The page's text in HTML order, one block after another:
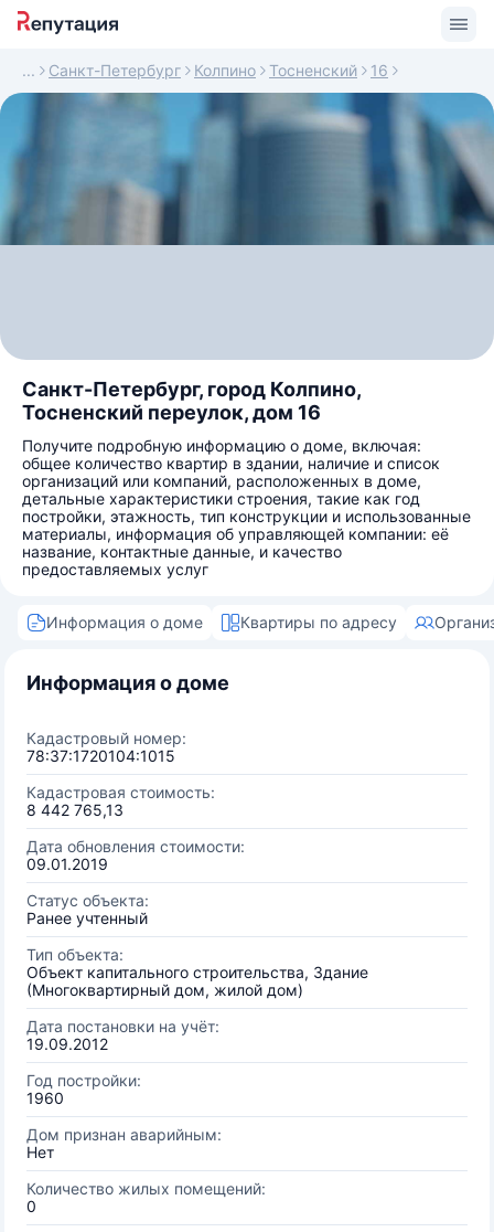
Санкт-Петербург Колпино Тосненский 16
Санкт-Петербург, город Колпино,
Тосненский переулок, дом 16
Получите подробную информацию о доме, включая:
общее количество квартир в здании, наличие и список
организаций или компаний, расположенных в доме,
детальные характеристики строения, такие как год
постройки, этажность, тип конструкции и использованные
материалы, информация об управляющей компании: её
название, контактные данные, и качество
предоставляемых услуг
Информация о доме Квартиры по адресу
Информация о доме
Кадастровый номер:
78:37:1720104:1015
Кадастровая стоимость:
8 442 765,13
Дата обновления стоимости:
09.01.2019
Статус объекта:
Ранее учтенный
Тип объекта:
Объект капитального строительства, Здание
(Многоквартирный дом, жилой дом)
Дата постановки на учёт:
19.09.2012
Год постройки:
1960
Дом признан аварийным:
Нет
Количество жилых помещений:
0